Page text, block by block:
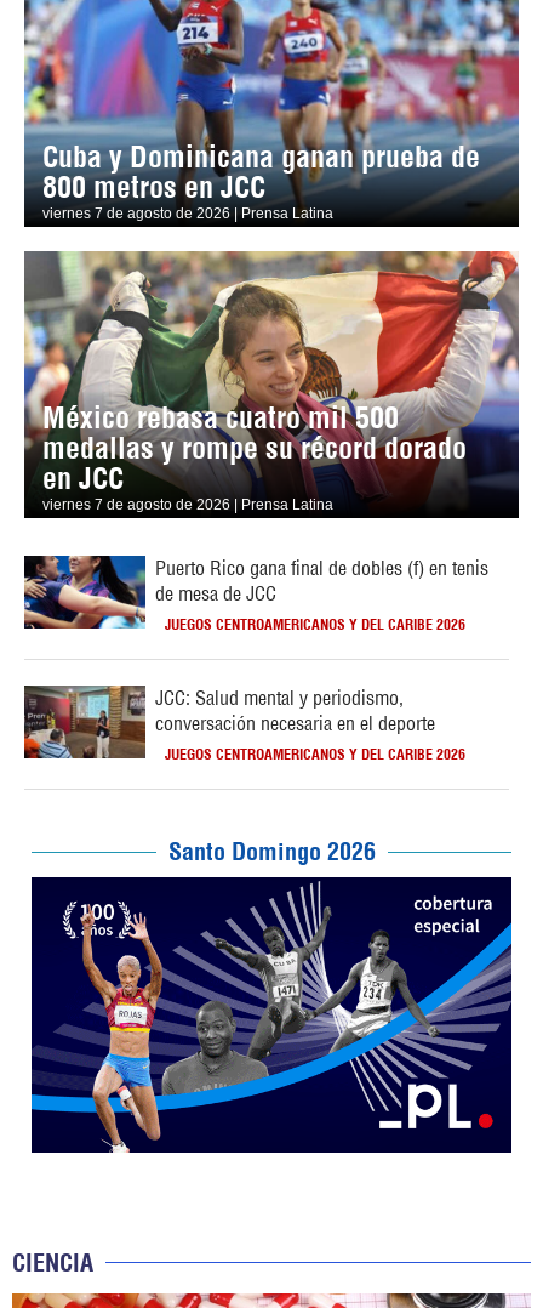
Cuba y Dominicana ganan prueba de
800 metros en JCC
viernes 7 de agosto de 2026 | Prensa Latina
México rebasa cuatro mil 500
medallas y rompe su récord dorado
en JCC
viernes 7 de agosto de 2026 | Prensa Latina
Puerto Rico gana final de dobles (f) en tenis
de mesa de JCC
JUEGOS CENTROAMERICANOS Y DEL CARIBE 2026
JCC: Salud mental y periodismo,
conversación necesaria en el deporte
JUEGOS CENTROAMERICANOS Y DEL CARIBE 2026
Santo Domingo 2026
CIENCIA